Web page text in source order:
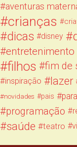
aventuras
crianças
dicas disney
entretenimento
filhos fim de
inspiração lazer
novidades pais
programação
saúde teatro